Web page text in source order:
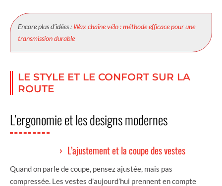
Encore plus d’idées : Wax chaîne vélo : méthode efficace pour une
transmission durable
LE STYLE ET LE CONFORT SUR LA
ROUTE
L’ergonomie et les designs modernes
L’ajustement et la coupe des vestes
Quand on parle de coupe, pensez ajustée, mais pas
compressée. Les vestes d’aujourd’hui prennent en compte